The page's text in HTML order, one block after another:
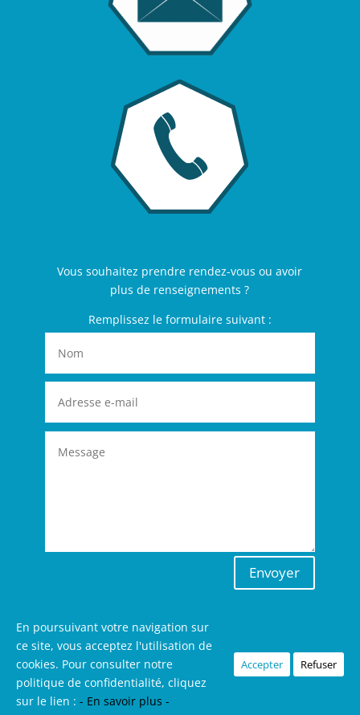
Vous souhaitez prendre rendez-vous ou avoir
plus de renseignements ?
Remplissez le formulaire suivant :
Envoyer
Mentions légales
Politique de confidentialité
Copyright © 2026
En poursuivant votre navigation sur
ce site, vous acceptez l'utilisation de
cookies. Pour consulter notre
politique de confidentialité, cliquez
sur le lien : - En savoir plus -
Accepter Refuser